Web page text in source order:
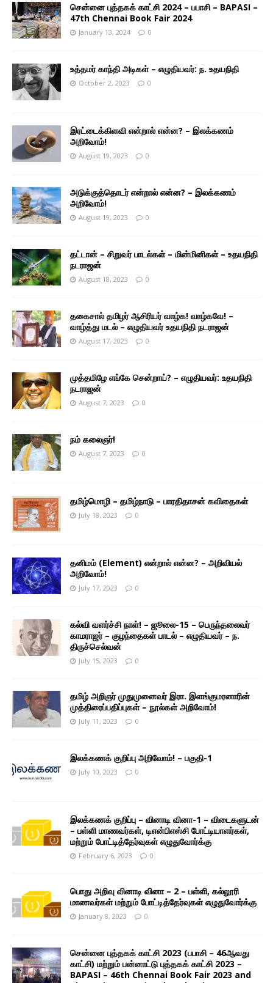
சென்னை புத்தகக் காட்சி 2024 – பபாசி – BAPASI –
47th Chennai Book Fair 2024
January 13, 2024 0
உத்தமர் காந்தி அடிகள் – எழுதியவர்: ந. உதயநிதி
October 2, 2023 0
இரட்டைக்கிளவி என்றால் என்ன? – இலக்கணம்
அறிவோம்!
August 19, 2023 0
அடுக்குத்தொடர் என்றால் என்ன? – இலக்கணம்
அறிவோம்!
August 19, 2023 0
தட்டான் – சிறுவர் பாடல்கள் – மின்மினிகள் – உதயநிதி
நடராஜன்
August 18, 2023 0
தகைசால் தமிழர் ஆசிரியர் வாழ்க! வாழ்கவே! –
வாழ்த்து மடல் – எழுதியவர் உதயநிதி நடராஜன்
August 17, 2023 0
முத்தமிழே எங்கே சென்றாய்? – எழுதியவர்: உதயநிதி
நடராஜன்
August 7, 2023 0
நம் கலைஞர்!
August 7, 2023 0
தமிழ்மொழி – தமிழ்நாடு – பாரதிதாசன் கவிதைகள்
July 18, 2023 0
தனிமம் (Element) என்றால் என்ன? – அறிவியல்
அறிவோம்!
July 17, 2023 0
கல்வி வளர்ச்சி நாள்! – ஜூலை-15 – பெருந்தலைவர்
காமராஜர் – குழந்தைகள் பாடல் – எழுதியவர் – ந.
திருச்செல்வன்
July 15, 2023 0
தமிழ் அறிஞர் முதுமுனைவர் இரா. இளங்குமரனாரின்
முத்திரைப்பதிப்புகள் – நூல்கள் அறிவோம்!
July 11, 2023 0
இலக்கணக் குறிப்பு அறிவோம்! – பகுதி-1
July 10, 2023 0
இலக்கணக் குறிப்பு – வினாடி வினா-1 – விடைகளுடன்
– பள்ளி மாணவர்கள், டிஎன்பிஎஸ்சி போட்டியாளர்கள்,
மற்றும் போட்டித்தேர்வுகள் எழுதுவோர்க்கு
February 6, 2023 0
பொது அறிவு வினாடி வினா – 2 – பள்ளி, கல்லூரி
மாணவர்கள் மற்றும் போட்டித்தேர்வுகள் எழுதுவோர்க்கு
January 8, 2023 0
சென்னை புத்தகக் காட்சி 2023 (பபாசி – 46ஆவது
காட்சி) மற்றும் பன்னாட்டு புத்தகக் காட்சி 2023 –
BAPASI – 46th Chennai Book Fair 2023 and